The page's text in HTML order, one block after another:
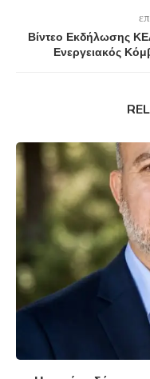
Βίντεο Εκδήλωσης
Ενεργειακός